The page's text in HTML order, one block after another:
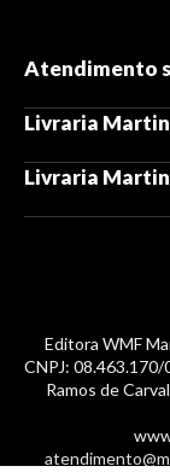
Atendimento
Livraria
Livraria
Editora WMF
CNPJ:
Ramos de